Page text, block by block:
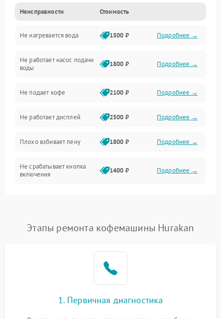
Прочие неисправности
Включение и работа
Проблемы с водой
Проблемы с капучинатором и паром
Управление и электроника
Программное обеспечение
Неисправности Стоимость
Не нагревается вода 1500 ₽ Подробнее →
Не работает насос подачи
воды
1800 ₽ Подробнее →
Не подает кофе 2100 ₽ Подробнее →
Не работает дисплей 2500 ₽ Подробнее →
Плохо взбивает пену 1800 ₽ Подробнее →
Не срабатывает кнопка
включения
1400 ₽ Подробнее →
Постоянные сбои в работе 1500 ₽ Подробнее →
Этапы ремонта кофемашины Hurakan
1. Первичная диагностика